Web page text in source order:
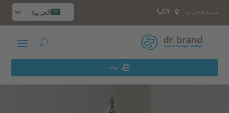
ممارسة الدكتور نار:
العربية
Deutsch
Русский
حجز موعد